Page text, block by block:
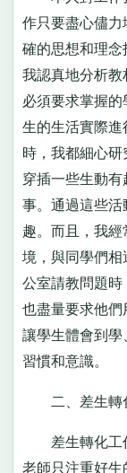
作只要盡心儘力
確的思想和理念
我認真地分析
必須要求掌握
生的生活實際進
時，我都細心研
穿插一些生動
事。通過這些
趣。而且，我
境，與同學們
公室請教問題時
也盡量要求他
讓學生體會到
習慣和意識。
二、差生轉
差生轉化工作
老師只注重好生